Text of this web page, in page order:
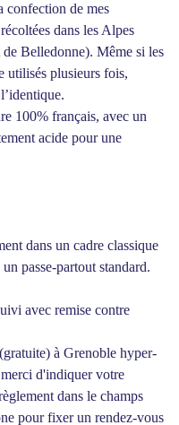
confection de mes
dans les Alpes
de Belledonne). Même si les
utilisés plusieurs fois,
100% français, avec un
acide pour une
dans un cadre classique
passe-partout standard.
avec remise contre
à Grenoble hyper-
d'indiquer votre
dans le champs
pour fixer un rendez-vous